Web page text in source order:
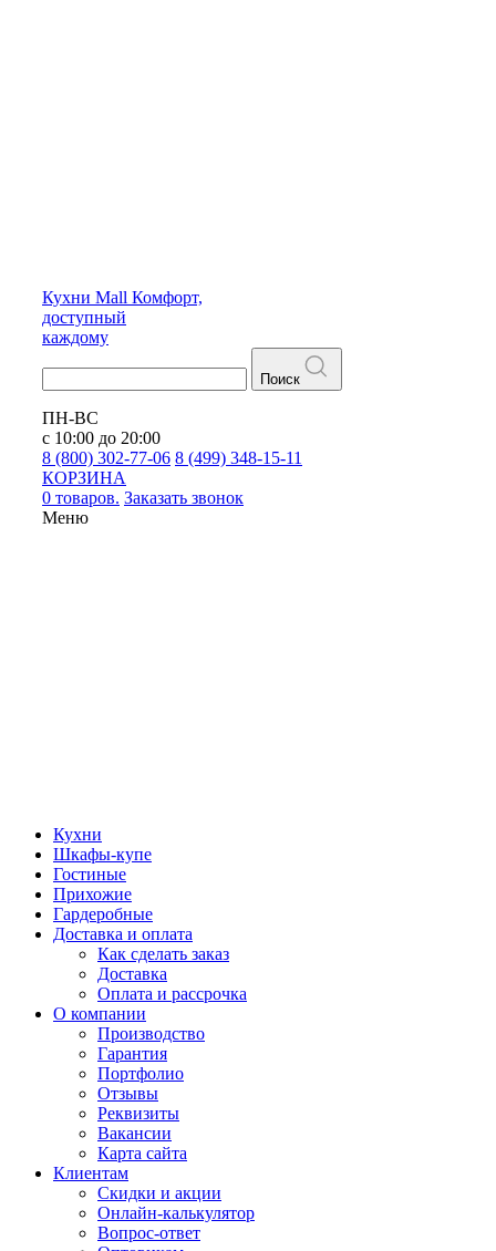
Кухни Mall Комфорт,
доступный
каждому
Поиск
ПН-ВС
с 10:00 до 20:00
8 (800) 302-77-06 8 (499) 348-15-11
КОРЗИНА
0 товаров. Заказать звонок
Меню
Кухни
Шкафы-купе
Гостиные
Прихожие
Гардеробные
Доставка и оплата
Как сделать заказ
Доставка
Оплата и рассрочка
О компании
Производство
Гарантия
Портфолио
Отзывы
Реквизиты
Вакансии
Карта сайта
Клиентам
Скидки и акции
Онлайн-калькулятор
Вопрос-ответ